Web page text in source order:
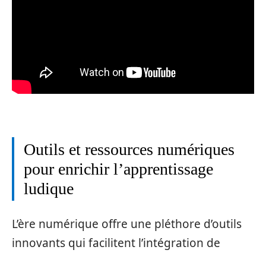
Outils et ressources numériques
pour enrichir l’apprentissage
ludique
L’ère numérique offre une pléthore d’outils
innovants qui facilitent l’intégration de